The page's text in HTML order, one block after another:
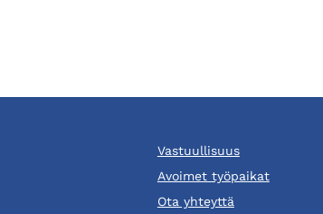
Vastuullisuus
Avoimet työpaikat
Ota yhteyttä